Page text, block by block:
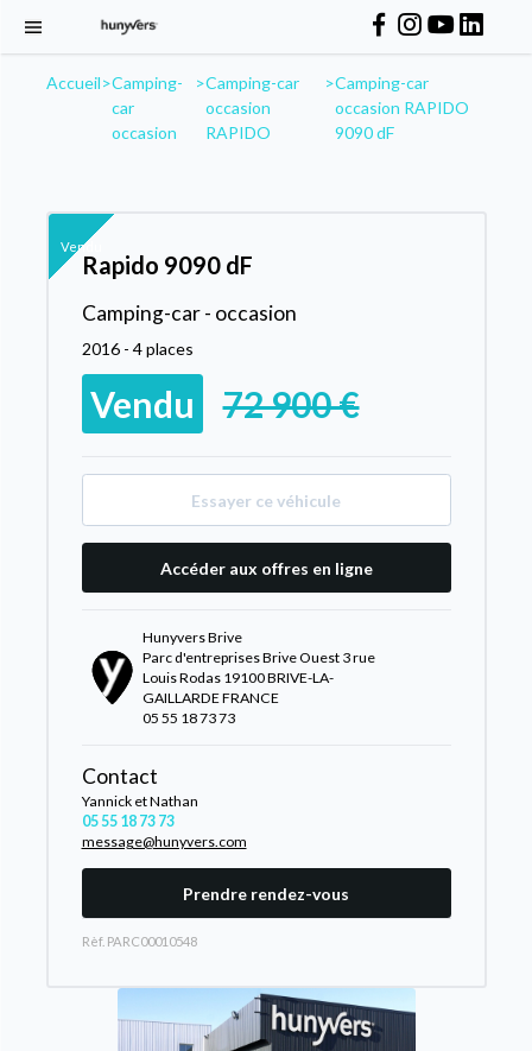
Accueil>Camping-
car
occasion
>Camping-car
occasion
RAPIDO
>Camping-car
occasion RAPIDO
9090 dF
Vendu
Rapido 9090 dF
Camping-car - occasion
2016 - 4 places
Vendu 72 900 €
Essayer ce véhicule
Accéder aux offres en ligne
Hunyvers Brive
Parc d'entreprises Brive Ouest 3 rue
Louis Rodas 19100 BRIVE-LA-
GAILLARDE FRANCE
05 55 18 73 73
Contact
Yannick et Nathan
05 55 18 73 73
message@hunyvers.com
Prendre rendez-vous
Rèf. PARC00010548